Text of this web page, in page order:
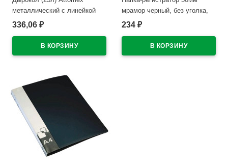
металлический с линейкой
черный арт.4020312
336,06 ₽
мрамор черный, без уголка,
разобранная
234 ₽